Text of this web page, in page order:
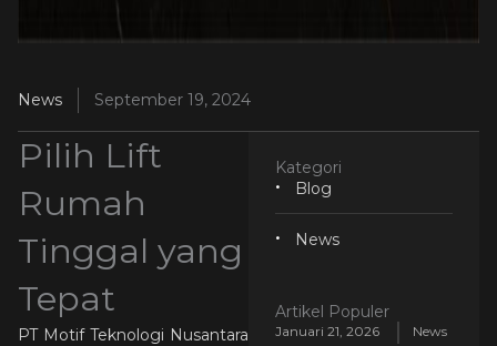
News September 19, 2024
Pilih Lift
Rumah
Tinggal yang
Tepat
PT Motif Teknologi Nusantara
Kategori
Blog
News
Artikel Populer
Januari 21, 2026 News